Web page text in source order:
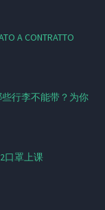
A CONTRATTO
行李不能带？为你
口罩上课